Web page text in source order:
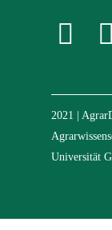
2021 |
Universität